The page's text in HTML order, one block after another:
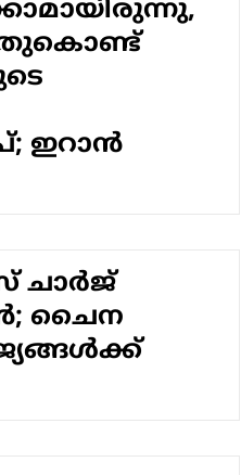
ഇറാൻ
ചാര്‍ജ്
ചൈന